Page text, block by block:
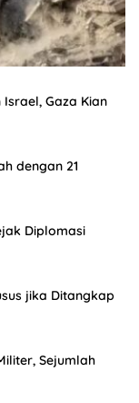
Gaza Kian
dengan 21
Diplomasi
jika Ditangkap
Sejumlah